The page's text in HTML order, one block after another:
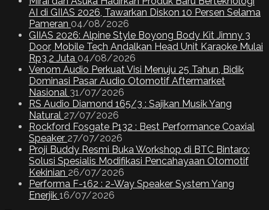
AI di GIIAS 2026, Tawarkan Diskon 10 Persen Selama
Pameran 04/08/2026
GIIAS 2026: Alpine Style Boyong Body Kit Jimny 3
Door, Mobile Tech Andalkan Head Unit Karaoke Mulai
Rp3,2 Juta 04/08/2026
Venom Audio Perkuat Visi Menuju 25 Tahun, Bidik
Dominasi Pasar Audio Otomotif Aftermarket
Nasional 31/07/2026
RS Audio Diamond 165/3 : Sajikan Musik Yang
Natural 27/07/2026
Rockford Fosgate P132 : Best Performance Coaxial
Speaker 27/07/2026
Proji Buddy Resmi Buka Workshop di BTC Bintaro:
Solusi Spesialis Modifikasi Pencahayaan Otomotif
Kekinian 26/07/2026
Performa F-162 : 2-Way Speaker System Yang
Enerjik 16/07/2026